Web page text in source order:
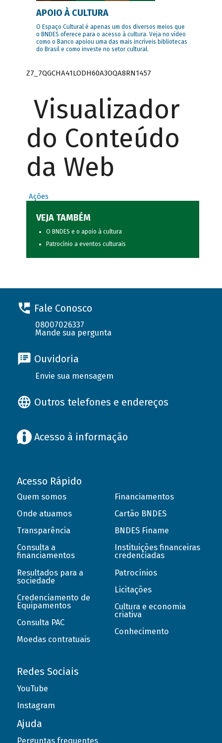
APOIO À CULTURA
O Espaço Cultural é apenas um dos diversos meios que
o BNDES oferece para o acesso à cultura. Veja no vídeo
como o Banco apoiou uma das mais incríveis bibliotecas
do Brasil e como investe no setor cultural.
Z7_7QGCHA41LODH60A3OQA8RN1457
Visualizador
do Conteúdo
da Web
Ações
VEJA TAMBÉM
O BNDES e o apoio à cultura
Patrocínio a eventos culturais
Fale Conosco
08007026337
Mande sua pergunta
Ouvidoria
Envie sua mensagem
Outros telefones e endereços
Acesso à informação
Acesso Rápido
Quem somos
Onde atuamos
Transparência
Consulta a
financiamentos
Resultados para a
sociedade
Credenciamento de
Equipamentos
Consulta PAC
Moedas contratuais
Financiamentos
Cartão BNDES
BNDES Finame
Instituições financeiras
credenciadas
Patrocínios
Licitações
Cultura e economia
criativa
Conhecimento
Redes Sociais
YouTube
Instagram
Ajuda
Perguntas frequentes